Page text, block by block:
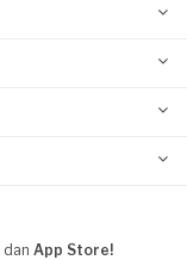
dan App Store!